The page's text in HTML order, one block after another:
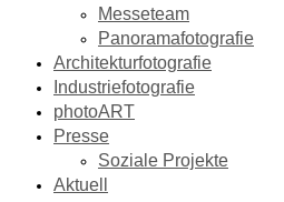
Messeteam
Panoramafotografie
Architekturfotografie
Industriefotografie
photoART
Presse
Soziale Projekte
Aktuell